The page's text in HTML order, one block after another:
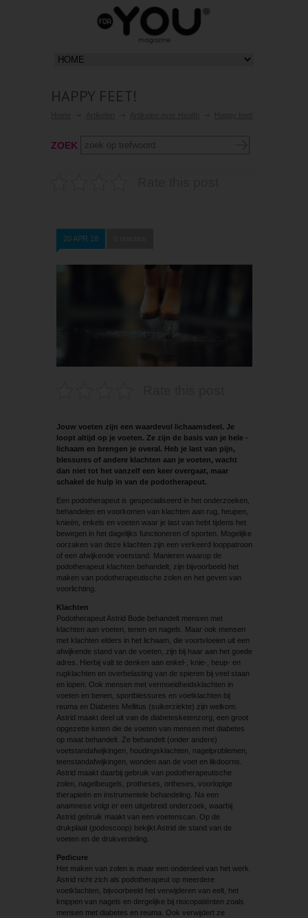
HAPPY FEET!
ZOEK
20 APR 18
Jouw voeten zijn een waardevol ­lichaamsdeel. Je
loopt altijd op je ­voeten. Ze zijn de basis van je hele ­
lichaam en brengen je overal. Heb je last van pijn,
blessures of andere klachten aan je ­voeten, wacht
dan niet tot het vanzelf een keer overgaat, maar
schakel de hulp in van de podotherapeut.
Een podotherapeut is gespecialiseerd in het onderzoeken,
behandelen en voorkomen van klachten aan rug, heupen,
knieën, enkels en voeten waar je last van hebt tijdens het
bewegen in het dagelijks functioneren of sporten. Mogelijke
oorzaken van deze klachten zijn een verkeerd looppatroon
of een afwijkende voetstand. Manieren waarop de
podotherapeut klachten behandelt, zijn ­bijvoorbeeld het
maken van podotherapeutische zolen en het geven van
voorlichting.
Klachten
Podotherapeut Astrid Bode behandelt mensen met
klachten aan voeten, tenen en nagels. Maar ook mensen
met klachten elders in het lichaam, die voortvloeien uit een
afwijkende stand van de voeten, zijn bij haar aan het goede
adres. Hierbij valt te denken aan enkel-, knie-, heup- en
rugklachten en overbelasting van de spieren bij veel staan
en lopen. Ook mensen met vermoeidheidsklachten in
voeten en benen, sportblessures en voetklachten bij
reuma en Diabetes Mellitus (suikerziekte) zijn welkom.
Astrid maakt deel uit van de diabetesketenzorg, een groot
opgezette keten die de voeten van mensen met diabetes
op maat behandelt. Ze behandelt (onder andere)
voetstandafwijkingen, houdingsklachten, nagelproblemen,
teenstand­afwijkingen, wonden aan de voet en likdoorns.
Astrid maakt daarbij gebruik van podotherapeutische
zolen, nagel­beugels, protheses, ortheses, voorlopige
therapieën en ­instrumentele behandeling. Na een
anamnese volgt er een uitgebreid onderzoek, waarbij
Astrid gebruik maakt van een voetenscan. Op de
drukplaat (podoscoop) bekijkt Astrid de stand van de
voeten en de drukverdeling.
Pedicure
Het maken van zolen is maar een onderdeel van het werk.
Astrid richt zich als podotherapeut op meerdere
voetklachten, bijvoorbeeld het verwijderen van eelt, het
knippen van nagels en dergelijke bij risicopatiënten zoals
mensen met diabetes en reuma. Ook verwijdert ze